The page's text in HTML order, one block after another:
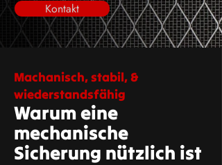
Kontakt
Machanisch, stabil, &
wiederstandsfähig
Warum eine
mechanische
Sicherung nützlich ist